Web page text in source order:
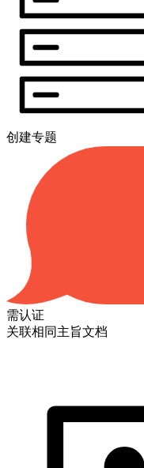
创建专题
需认证
关联相同主旨文档